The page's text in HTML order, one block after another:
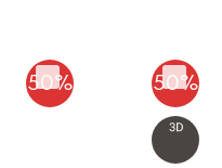
50% 50%